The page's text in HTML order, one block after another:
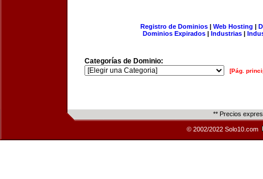
Registro de Dominios| Web Hosting |
Dominios Expirados | Industrias |
Categorías de Dominio:
[Pág.
** Precios
© 2002/2022 Solo10.com